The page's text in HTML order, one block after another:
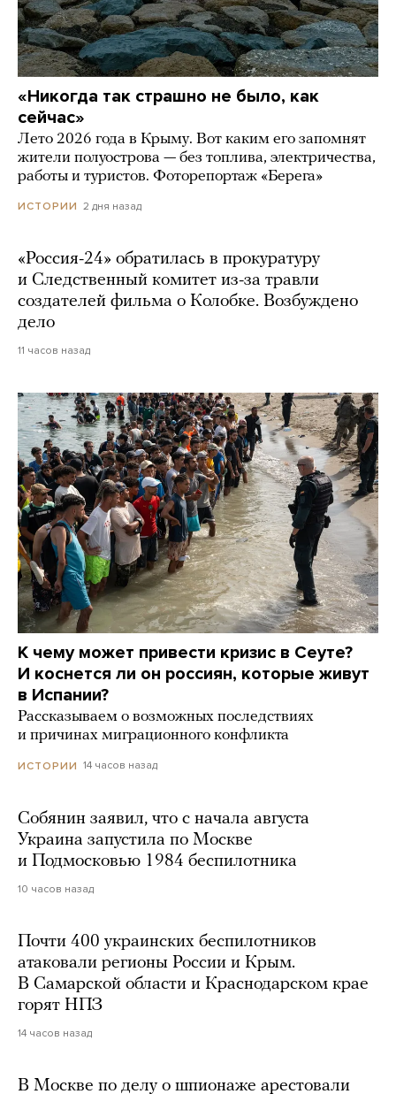
«Никогда так страшно не было, как
сейчас»
Лето 2026 года в Крыму. Вот каким его запомнят
жители полуострова — без топлива, электричества,
работы и туристов. Фоторепортаж «Берега»
ИСТОРИИ 2 дня назад
«Россия-24» обратилась в прокуратуру
и Следственный комитет из-за травли
создателей фильма о Колобке. Возбуждено
дело
11 часов назад
К чему может привести кризис в Сеуте?
И коснется ли он россиян, которые живут
в Испании?
Рассказываем о возможных последствиях
и причинах миграционного конфликта
ИСТОРИИ 14 часов назад
Собянин заявил, что с начала августа
Украина запустила по Москве
и Подмосковью 1984 беспилотника
10 часов назад
Почти 400 украинских беспилотников
атаковали регионы России и Крым.
В Самарской области и Краснодарском крае
горят НПЗ
14 часов назад
В Москве по делу о шпионаже арестовали